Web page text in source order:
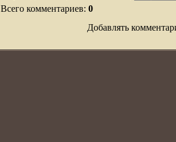
Всего комментариев: 0
Добавлять